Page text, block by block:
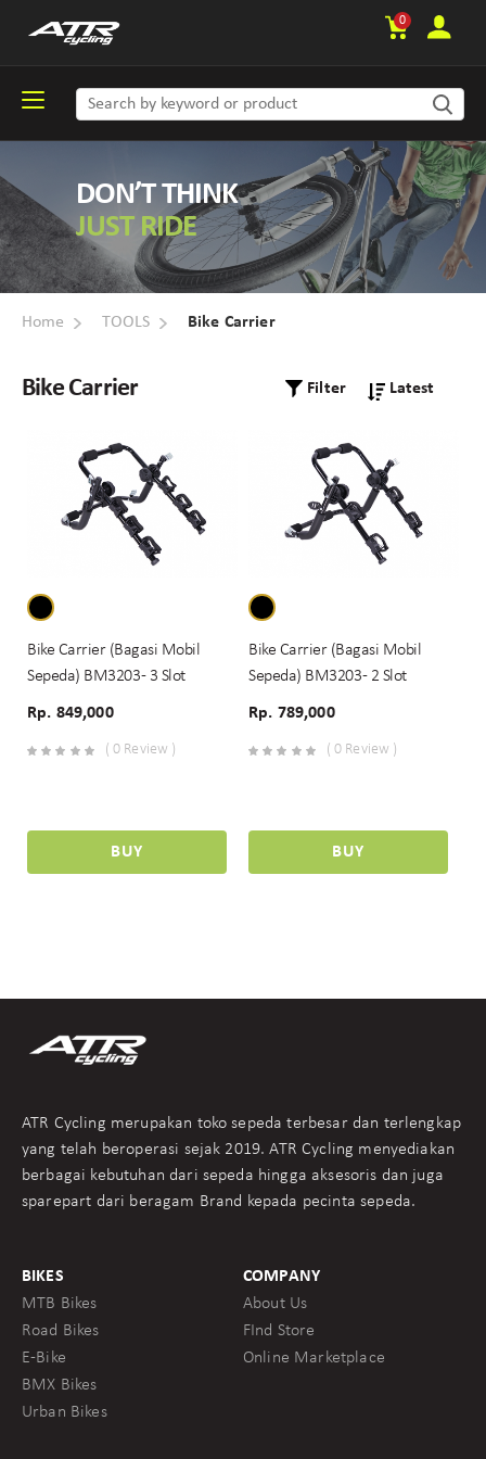
0
DON’T THINK
JUST RIDE
Home TOOLS Bike Carrier
Bike Carrier Filter
Bike Carrier (Bagasi Mobil
Sepeda) BM3203 - 3 Slot
Rp. 849,000
( 0 Review )
BUY
Bike Carrier (Bagasi Mobil
Sepeda) BM3203 - 2 Slot
Rp. 789,000
( 0 Review )
BUY
ATR Cycling merupakan toko sepeda terbesar dan terlengkap
yang telah beroperasi sejak 2019. ATR Cycling menyediakan
berbagai kebutuhan dari sepeda hingga aksesoris dan juga
sparepart dari beragam Brand kepada pecinta sepeda.
BIKES
MTB Bikes
Road Bikes
E-Bike
BMX Bikes
Urban Bikes
COMPANY
About Us
FInd Store
Online Marketplace